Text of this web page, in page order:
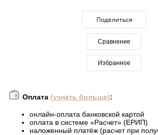
Поделиться
Сравнение
Избранное
Оплата (узнать больше):
онлайн-оплата банковской картой
оплата в системе «Расчет» (ЕРИП)
наложенный платёж (расчет при